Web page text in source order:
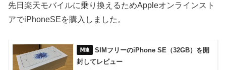
先日楽天モバイルに乗り換えるためAppleオンラインスト
アでiPhoneSEを購入しました。
SIMフリーのiPhone SE（32GB）を開
封してレビュー